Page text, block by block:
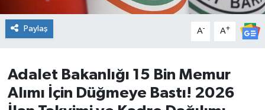
Paylaş A- A+
Adalet Bakanlığı 15 Bin Memur
Alımı İçin Düğmeye Bastı! 2026
Gönen
İvrindi
KENT GÜNDEMİ